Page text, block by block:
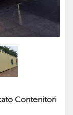
Contenitori